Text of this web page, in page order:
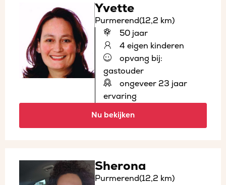
Yvette
Purmerend(12,2 km)
50 jaar
4 eigen kinderen
opvang bij:
gastouder
ongeveer 23 jaar
ervaring
Nu bekijken
Sherona
Purmerend(12,2 km)